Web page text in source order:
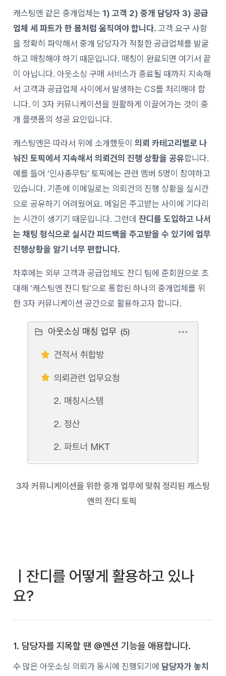
캐스팅엔 같은 중개업체는 1) 고객 2) 중개 담당자 3) 공급
업체 세 파트가 한 몸처럼 움직여야 합니다. 고객 요구 사항
을 정확히 파악해서 중개 담당자가 적절한공급업체를 발굴
하고 매칭해야 하기 때문입니다. 매칭이 완료되면 여기서 끝
이 아닙니다. 아웃소싱 구매 서비스가 종료될 때까지 지속해
서 고객과 공급업체 사이에서 발생하는 CS를 처리해야 합
니다. 이 3자 커뮤니케이션을 원활하게 이끌어가는 것이 중
개 플랫폼의 성공 요인입니다.
캐스팅엔은 따라서 위에 소개했듯이의뢰 카테고리별로 나
눠진 토픽에서 지속해서 의뢰건의 진행 상황을 공유합니다.
예를 들어 ‘인사총무팀’ 토픽에는 관련 멤버 5명이 참여하고
있습니다. 기존에 이메일로는 의뢰건의 진행 상황을 실시간
으로 공유하기 어려웠어요. 메일은 주고받는 사이에 기다리
는 시간이 생기기 때문입니다. 그런데잔디를 도입하고 나서
는 채팅 형식으로 실시간 피드백을 주고받을 수 있기에 업무
진행상황을 알기 너무 편합니다.
차후에는 외부 고객과 공급업체도 잔디 팀에 준회원으로 초
대해 ‘캐스팅엔 잔디 팀’으로 통합된 하나의 중개업체를 위
한 3자 커뮤니케이션 공간으로 활용하고자 합니다.
3자 커뮤니케이션을 위한 중개 업무에 맞춰 정리된 캐스팅
엔의 잔디 토픽
ㅣ잔디를 어떻게 활용하고 있나
요?
1. 담당자를 지목할 땐 @멘션 기능을 애용합니다.
수 많은 아웃소싱 의뢰가 동시에 진행되기에 담당자가 놓치